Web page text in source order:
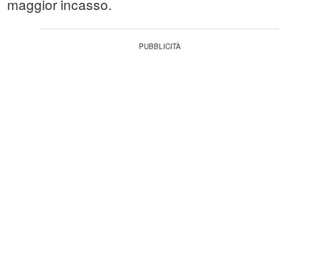
maggior incasso.